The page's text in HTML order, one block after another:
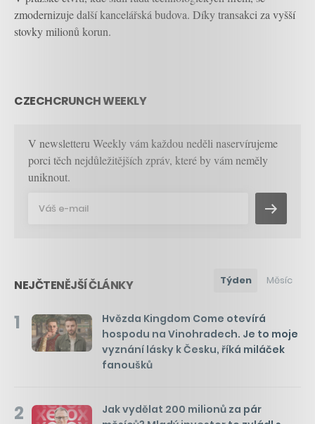
zmodernizuje další kancelářská budova. Díky transakci za vyšší
stovky milionů korun.
CZECHCRUNCH WEEKLY
V newsletteru Weekly vám každou neděli naservírujeme
porci těch nejdůležitějších zpráv, které by vám neměly
uniknout.
NEJČTENĚJŠÍ ČLÁNKY Týden Měsíc
1
Hvězda Kingdom Come otevírá
hospodu na Vinohradech. Je to moje
vyznání lásky k Česku, říká miláček
fanoušků
2
Jak vydělat 200 milionů za pár